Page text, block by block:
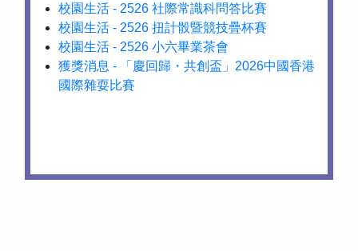
校園生活 - 2526 社際常識科問答比賽
校園生活 - 2526 扭計骰暨競技疊杯賽
校園生活 - 2526 小六畢業茶會
獲獎消息 - 「慶回歸・共創盃」2026中國香港
國際雜耍比賽